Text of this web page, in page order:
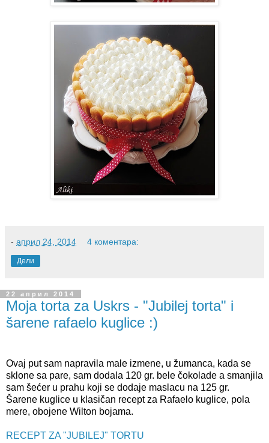
- април 24, 2014 4 коментара:
Дели
22 април 2014
Moja torta za Uskrs - "Jubilej torta" i
šarene rafaelo kuglice :)
Ovaj put sam napravila male izmene, u žumanca, kada se
sklone sa pare, sam dodala 120 gr. bele čokolade a smanjila
sam šećer u prahu koji se dodaje maslacu na 125 gr.
Šarene kuglice u klasičan recept za Rafaelo kuglice, pola
mere, obojene Wilton bojama.
RECEPT ZA "JUBILEJ" TORTU